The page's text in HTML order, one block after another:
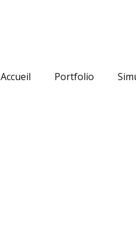
Accueil Portfolio